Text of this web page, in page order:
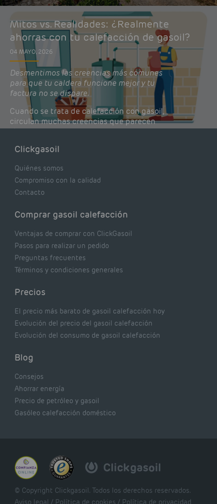
Mitos vs. Realidades: ¿Realmente
ahorras con tu calefacción de gasoil?
04 MAYO, 2026
Desmentimos las creencias más comunes
para que tu caldera funcione mejor y tu
factura no se dispare.
Cuando se trata de calefacción con gasoil,
circulan muchas creencias que parecen
lógicas pero que, en realidad, pueden estar
de tu caldera. Pocas se contrastan con lo que
Clickgasoil
Quiénes somos
Compromiso con la calidad
Contacto
Comprar gasoil calefacción
Ventajas de comprar con ClickGasoil
Pasos para realizar un pedido
Preguntas frecuentes
Términos y condiciones generales
Precios
El precio más barato de gasoil calefacción hoy
Evolución del precio del gasoil calefacción
Evolución del consumo de gasoil calefacción
Blog
Consejos
Ahorrar energía
Precio de petróleo y gasoil
Gasóleo calefacción doméstico
© Copyright Clickgasoil. Todos los derechos reservados.
Aviso legal / Política de cookies / Política de privacidad